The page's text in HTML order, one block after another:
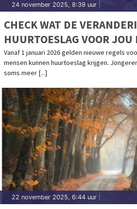
24 november 2025, 8:39 uur
CHECK WAT DE
HUURTOESLAG VOOR
Vanaf 1 januari 2026 gelden nieuwe regels
mensen kunnen huurtoeslag krijgen.
soms meer [...]
22 november 2025, 6:44 uur